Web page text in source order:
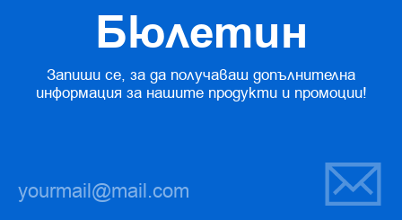
Бюлетин
Запиши се, за да получаваш допълнителна
информация за нашите продукти и промоции!